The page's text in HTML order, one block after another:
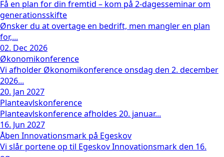
Få en plan for din fremtid – kom på 2-dagesseminar om
generationsskifte
Ønsker du at overtage en bedrift, men mangler en plan
for,...
02. Dec 2026
Økonomikonference
Vi afholder Økonomikonference onsdag den 2. december
2026...
20. Jan 2027
Planteavlskonference
Planteavlskonference afholdes 20. januar...
16. Jun 2027
Åben Innovationsmark på Egeskov
Vi slår portene op til Egeskov Innovationsmark den 16.